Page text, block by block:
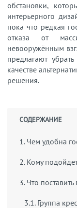
обстановки,
интерьерного
пока что редкая
отказа от
невооружённым
предлагают
качестве
решения.
СОДЕРЖАНИЕ
1. Чем удобна
2. Кому
3. Что
3.1. Группа